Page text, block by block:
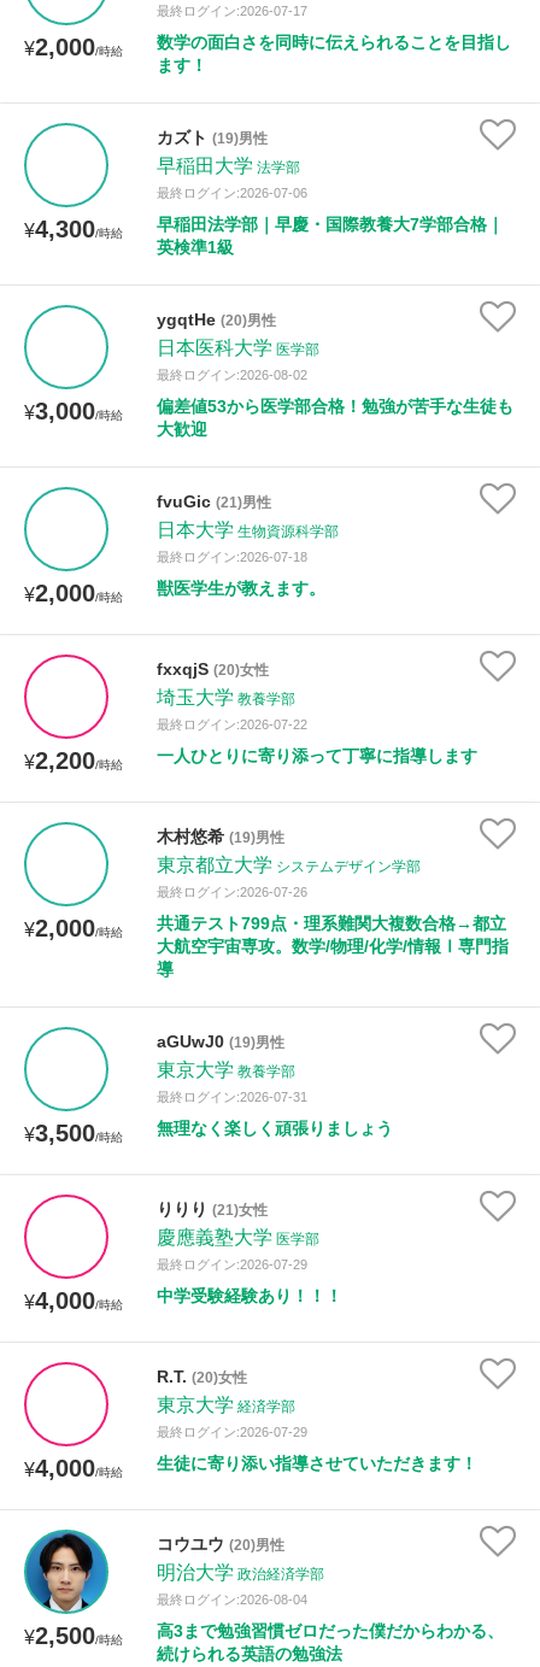
¥2,000/時給
最終ログイン:2026-07-17
数学の面白さを同時に伝えられることを目指し
ます！
¥4,300/時給
カズト (19)男性
早稲田大学 法学部
最終ログイン:2026-07-06
早稲田法学部｜早慶・国際教養大7学部合格｜
英検準1級
¥3,000/時給
ygqtHe (20)男性
日本医科大学 医学部
最終ログイン:2026-08-02
偏差値53から医学部合格！勉強が苦手な生徒も
大歓迎
¥2,000/時給
fvuGic (21)男性
日本大学 生物資源科学部
最終ログイン:2026-07-18
獣医学生が教えます。
¥2,200/時給
fxxqjS (20)女性
埼玉大学 教養学部
最終ログイン:2026-07-22
一人ひとりに寄り添って丁寧に指導します
¥2,000/時給
木村悠希 (19)男性
東京都立大学 システムデザイン学部
最終ログイン:2026-07-26
共通テスト799点・理系難関大複数合格→都立
大航空宇宙専攻。数学/物理/化学/情報Ⅰ専門指
導
¥3,500/時給
aGUwJ0 (19)男性
東京大学 教養学部
最終ログイン:2026-07-31
無理なく楽しく頑張りましょう
¥4,000/時給
りりり (21)女性
慶應義塾大学 医学部
最終ログイン:2026-07-29
中学受験経験あり！！！
¥4,000/時給
R.T. (20)女性
東京大学 経済学部
最終ログイン:2026-07-29
生徒に寄り添い指導させていただきます！
¥2,500/時給
コウユウ (20)男性
明治大学 政治経済学部
最終ログイン:2026-08-04
高3まで勉強習慣ゼロだった僕だからわかる、
続けられる英語の勉強法